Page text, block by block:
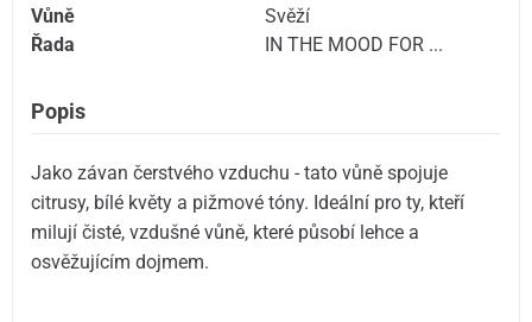
Vůně
Svěží
Řada
IN THE MOOD FOR ...
Popis
Jako závan čerstvého vzduchu - tato vůně spojuje
citrusy, bílé květy a pižmové tóny. Ideální pro ty, kteří
milují čisté, vzdušné vůně, které působí lehce a
osvěžujícím dojmem.